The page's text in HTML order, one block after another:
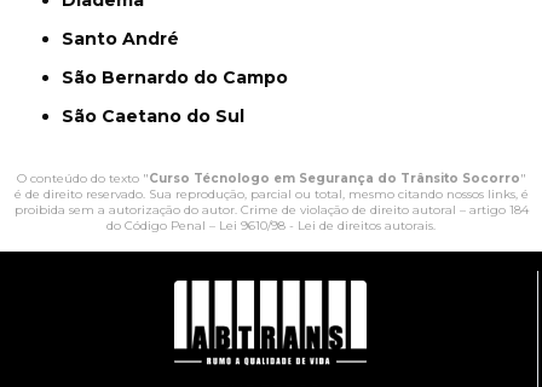
Santo André
São Bernardo do Campo
São Caetano do Sul
O conteúdo do texto "Curso Técnologo em Segurança do Trânsito Socorro"
é de direito reservado. Sua reprodução, parcial ou total, mesmo citando nossos links, é
proibida sem a autorização do autor. Crime de violação de direito autoral – artigo 184
do Código Penal – Lei 9610/98 - Lei de direitos autorais.